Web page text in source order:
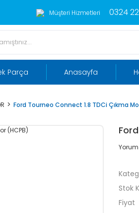
Müşteri Hizmetleri 0324
Parça Anasayfa
Ford Tourneo Connect 1.8 TDCi Çıkma
Stok
Fiyat